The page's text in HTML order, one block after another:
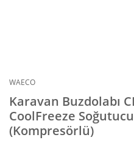
WAECO
Karavan Buzdolabı
CoolFreeze
(Kompresörlü)